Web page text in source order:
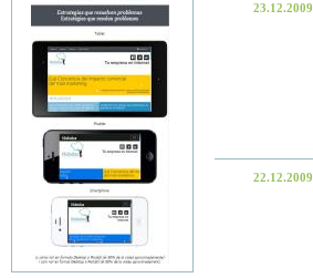
23.12.2009
22.12.2009